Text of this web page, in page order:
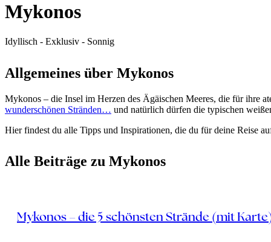
Mykonos
Idyllisch - Exklusiv - Sonnig
Allgemeines über Mykonos
Mykonos – die Insel im Herzen des Ägäischen Meeres, die für ihre
wunderschönen Stränden… und natürlich dürfen die typischen
Hier findest du alle Tipps und Inspirationen, die du für deine Reise
Alle Beiträge zu Mykonos
Mykonos – die 5 schönsten Strände (mit